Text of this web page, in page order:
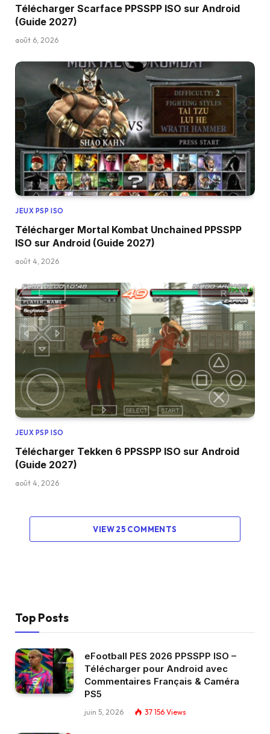
Télécharger Scarface PPSSPP ISO sur Android
(Guide 2027)
août 6, 2026
JEUX PSP ISO
Télécharger Mortal Kombat Unchained PPSSPP
ISO sur Android (Guide 2027)
août 4, 2026
JEUX PSP ISO
Télécharger Tekken 6 PPSSPP ISO sur Android
(Guide 2027)
août 4, 2026
VIEW 25 COMMENTS
Top Posts
eFootball PES 2026 PPSSPP ISO –
Télécharger pour Android avec
Commentaires Français & Caméra
PS5
juin 5, 2026 37 156 Views